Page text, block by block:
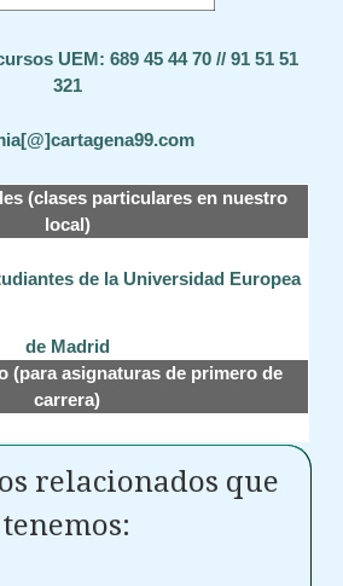
UEM: 689 45 44 70 // 91 51 51
321
(clases particulares en nuestro
local)
de la Universidad Europea
de Madrid
(para asignaturas de primero de
carrera)
relacionados que
tenemos: